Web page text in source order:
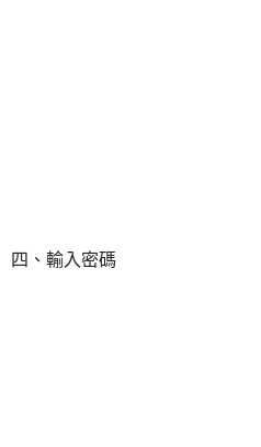
四、輸入密碼